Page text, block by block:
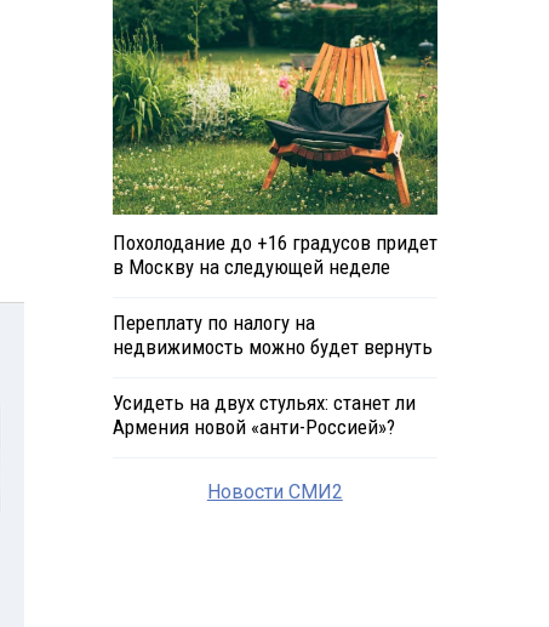
Похолодание до +16 градусов придет
в Москву на следующей неделе
Переплату по налогу на
недвижимость можно будет вернуть
Усидеть на двух стульях: станет ли
Армения новой «анти-Россией»?
Новости СМИ2